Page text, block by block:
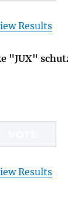
Results
"JUX"
Results